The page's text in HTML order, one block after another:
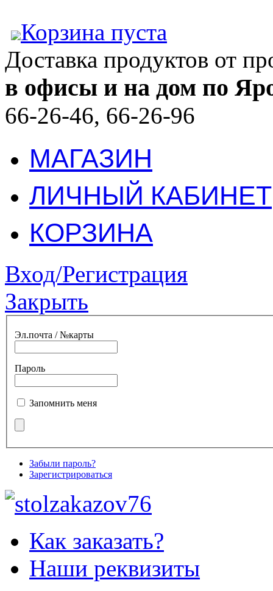
Корзина пуста
Доставка продуктов от
в офисы и на дом по
66-26-46, 66-26-96
МАГАЗИН
ЛИЧНЫЙ КАБИНЕТ
КОРЗИНА
Вход/Регистрация
Закрыть
Эл.почта / №карты
Пароль
Запомнить меня
Забыли пароль?
Зарегистрироваться
Как заказать?
Наши реквизиты